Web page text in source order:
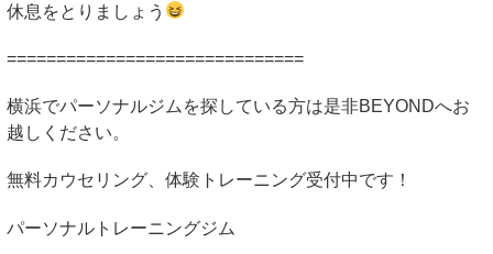
休息をとりましょう
==============================
横浜でパーソナルジムを探している方は是非BEYONDへお
越しください。
無料カウセリング、体験トレーニング受付中です！
パーソナルトレーニングジム